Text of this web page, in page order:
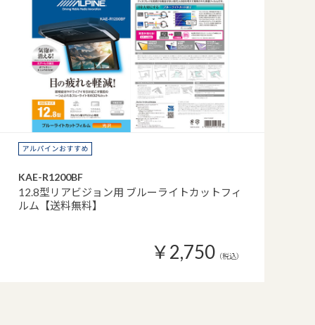
KAE-R1200BF
12.8型リアビジョン用 ブルーライトカットフィ
ルム【送料無料】
￥2,750 （税込）